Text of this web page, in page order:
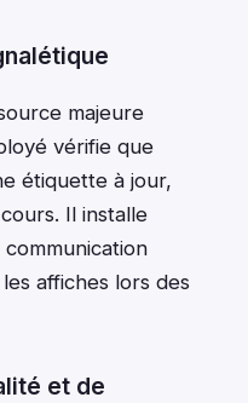
majeure
vérifie que
étiquette à jour,
Il installe
affiches lors des
et de